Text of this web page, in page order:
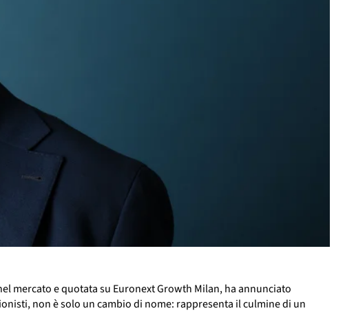
mercato e quotata su Euronext Growth Milan, ha annunciato
non è solo un cambio di nome: rappresenta il culmine di un